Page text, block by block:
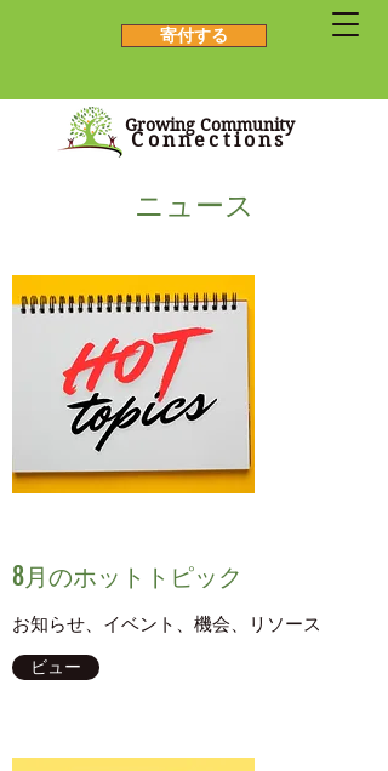
寄付する
Growing Community
Connections
ニュース
8月のホットトピック
お知らせ、イベント、機会、リソース
ビュー